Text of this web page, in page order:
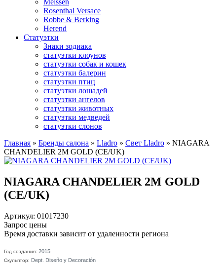
Meissen
Rosenthal Versace
Robbe & Berking
Herend
Статуэтки
Знаки зодиака
статуэтки клоунов
статуэтки собак и кошек
статуэтки балерин
статуэтки птиц
статуэтки лошадей
статуэтки ангелов
статуэтки животных
статуэтки медведей
статуэтки слонов
Главная » Бренды салона » Lladro » Свет Lladro » NIAGARA
CHANDELIER 2M GOLD (CE/UK)
NIAGARA CHANDELIER 2M GOLD
(CE/UK)
Артикул: 01017230
Запрос цены
Время доставки зависит от удаленности региона
Год создания: 2015
Скульптор: Dept. Diseño y Decoración